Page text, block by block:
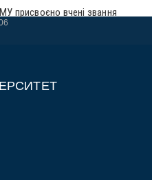
присвоєно вчені звання